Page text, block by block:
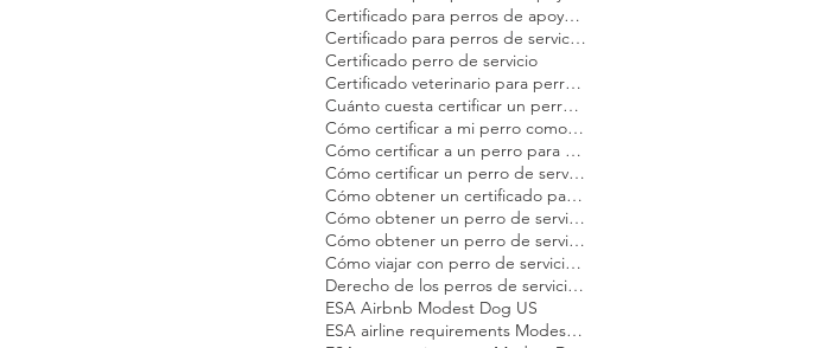
Certificado para perros de apoyo emocional en vuelo Modest Dog
Certificado para perros de servicio en vuelo Modest Dog
Certificado perro de servicio
Certificado veterinario para perros de servicio y apoyo emocional Modest Dog
Cuánto cuesta certificar un perro de servicio
Cómo certificar a mi perro como de servicio Modest Dog
Cómo certificar a un perro para viajar Modest Dog
Cómo certificar un perro de servicio
Cómo obtener un certificado para perro de apoyo emocional
Cómo obtener un perro de servicio Modest Dog
Cómo obtener un perro de servicio en EE. UU.
Cómo viajar con perro de servicio certificado en EE. UU.
Derecho de los perros de servicio en EE. UU.
ESA Airbnb Modest Dog US
ESA airline requirements Modest Dog US